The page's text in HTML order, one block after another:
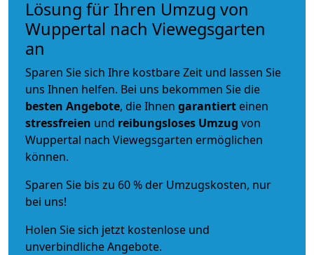
Lösung für Ihren Umzug von
Wuppertal nach Viewegsgarten
an
Sparen Sie sich Ihre kostbare Zeit und lassen Sie
uns Ihnen helfen. Bei uns bekommen Sie die
besten Angebote, die Ihnen garantiert einen
stressfreien und reibungsloses Umzug von
Wuppertal nach Viewegsgarten ermöglichen
können.
Sparen Sie bis zu 60 % der Umzugskosten, nur
bei uns!
Holen Sie sich jetzt kostenlose und
unverbindliche Angebote.